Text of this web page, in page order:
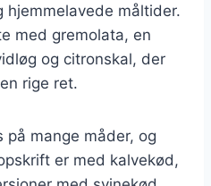
hjemmelavede måltider.
med gremolata, en
og citronskal, der
rige ret.
på mange måder, og
er med kalvekød,